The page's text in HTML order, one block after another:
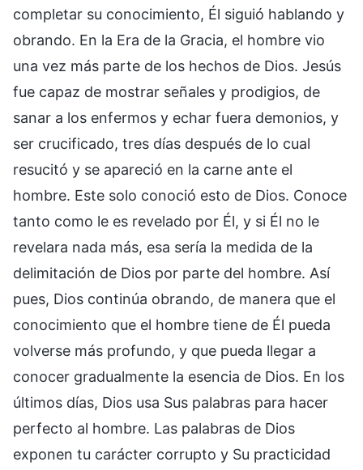
completar su conocimiento, Él siguió hablando y
obrando. En la Era de la Gracia, el hombre vio
una vez más parte de los hechos de Dios. Jesús
fue capaz de mostrar señales y prodigios, de
sanar a los enfermos y echar fuera demonios, y
ser crucificado, tres días después de lo cual
resucitó y se apareció en la carne ante el
hombre. Este solo conoció esto de Dios. Conoce
tanto como le es revelado por Él, y si Él no le
revelara nada más, esa sería la medida de la
delimitación de Dios por parte del hombre. Así
pues, Dios continúa obrando, de manera que el
conocimiento que el hombre tiene de Él pueda
volverse más profundo, y que pueda llegar a
conocer gradualmente la esencia de Dios. En los
últimos días, Dios usa Sus palabras para hacer
perfecto al hombre. Las palabras de Dios
exponen tu carácter corrupto y Su practicidad